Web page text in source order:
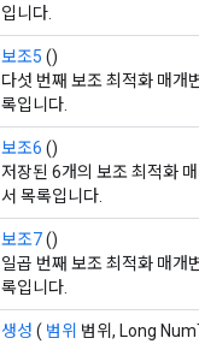
입니다.
보조5 ()
다섯 번째 보조 최적화 매개
록입니다.
보조6 ()
저장된 6개의 보조 최적화
서 목록입니다.
보조7()
일곱 번째 보조 최적화 매개
록입니다.
생성 ( 범위 범위, Long